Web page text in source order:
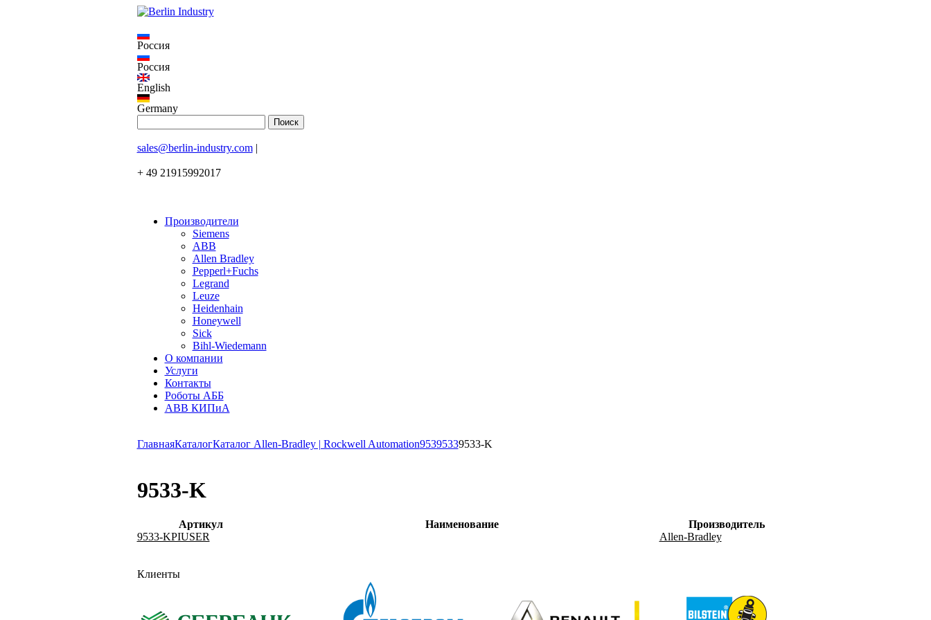
Россия
Россия
English
Germany
sales@berlin-industry.com|
+ 49 21915992017
Производители
Siemens
ABB
Allen Bradley
Pepperl+Fuchs
Legrand
Leuze
Heidenhain
Honeywell
Sick
Bihl-Wiedemann
О компании
Услуги
Контакты
Роботы АББ
ABB КИПиА
ГлавнаяКаталогКаталог Allen-Bradley | Rockwell Automation95395339533-K
9533-K
Артикул Наименование
Производитель
9533-KPIUSER
Allen-Bradley
Клиенты